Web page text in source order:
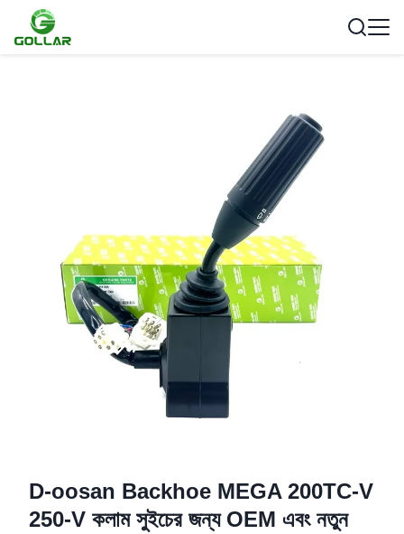
D-oosan Backhoe MEGA 200TC-V
250-V কলাম সুইচের জন্য OEM এবং নতুন